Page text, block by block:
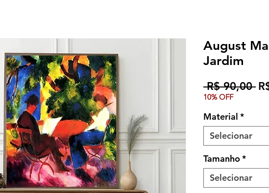
August
Jardim
R$ 90,00
10% OFF
Material *
Selecionar
Tamanho*
Selecionar